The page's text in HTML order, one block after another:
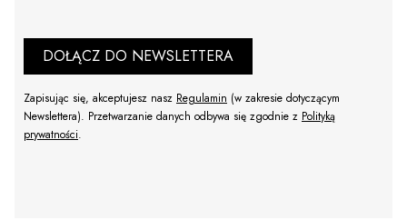
DOŁĄCZ DO NEWSLETTERA
Zapisując się, akceptujesz nasz Regulamin (w zakresie dotyczącym
Newslettera). Przetwarzanie danych odbywa się zgodnie z Polityką
prywatności.